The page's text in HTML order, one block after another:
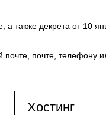
также декрета от 10
почте, телефону
Хостинг